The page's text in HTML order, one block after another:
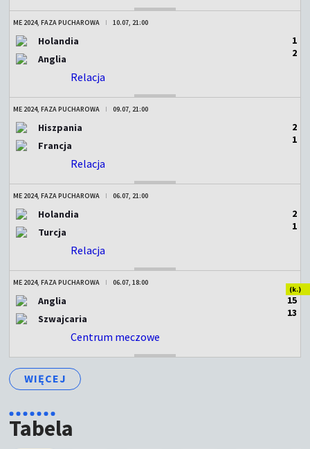
ME 2024, FAZA PUCHAROWA 10.07, 21:00
Holandia
Anglia
1
2
Relacja
ME 2024, FAZA PUCHAROWA 09.07, 21:00
Hiszpania
Francja
2
1
Relacja
ME 2024, FAZA PUCHAROWA 06.07, 21:00
Holandia
Turcja
2
1
Relacja
ME 2024, FAZA PUCHAROWA 06.07, 18:00
Anglia
Szwajcaria
1
1
(k.)
5
3
Centrum meczowe
WIĘCEJ
Tabela